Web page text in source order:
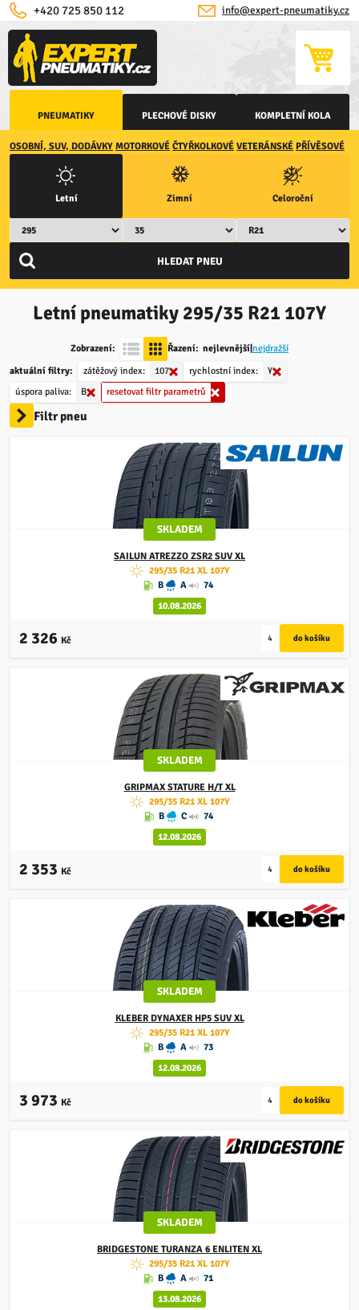
PNEUMATIKY PLECHOVÉ DISKY KOMPLETNÍ KOLA
info@expert-pneumatiky.cz
+420 725 850 112
OSOBNÍ, SUV, DODÁVKY MOTORKOVÉ ČTYŘKOLKOVÉ VETERÁNSKÉ PŘÍVĚSOVÉ
Letní Zimní Celoroční
Letní pneumatiky 295/35 R21 107Y
Zobrazení: Řazení: nejlevnější nejdražší
aktuální filtry:
zátěžový index: 107 rychlostní index:
Y
úspora paliva:
B resetovat filtr parametrů
Filtr pneu
SKLADEM
SAILUN ATREZZO ZSR2 SUV XL
295/35 R21 XL 107Y
B
A
74
10.08.2026
2 326 Kč
SKLADEM
GRIPMAXSTATURE H/T XL
295/35 R21 XL 107Y
B
C
74
12.08.2026
2 353 Kč
SKLADEM
KLEBERDYNAXER HP5 SUV XL
295/35 R21 XL 107Y
B
A
73
12.08.2026
3 973 Kč
SKLADEM
BRIDGESTONE TURANZA 6 ENLITEN XL
295/35 R21 XL 107Y
B
A
71
13.08.2026